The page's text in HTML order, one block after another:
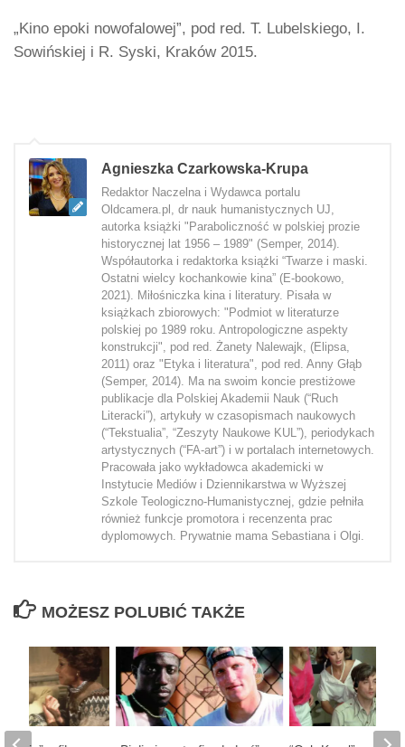
„Kino epoki nowofalowej”, pod red. T. Lubelskiego, I.
Sowińskiej i R. Syski, Kraków 2015.
Agnieszka Czarkowska-Krupa
Redaktor Naczelna i Wydawca portalu
Oldcamera.pl, dr nauk humanistycznych UJ,
autorka książki "Paraboliczność w polskiej prozie
historycznej lat 1956 – 1989" (Semper, 2014).
Współautorka i redaktorka książki “Twarze i maski.
Ostatni wielcy kochankowie kina” (E-bookowo,
2021). Miłośniczka kina i literatury. Pisała w
książkach zbiorowych: "Podmiot w literaturze
polskiej po 1989 roku. Antropologiczne aspekty
konstrukcji", pod red. Żanety Nalewajk, (Elipsa,
2011) oraz "Etyka i literatura", pod red. Anny Głąb
(Semper, 2014). Ma na swoim koncie prestiżowe
publikacje dla Polskiej Akademii Nauk (“Ruch
Literacki”), artykuły w czasopismach naukowych
(“Tekstualia”, “Zeszyty Naukowe KUL”), periodykach
artystycznych (“FA-art”) i w portalach internetowych.
Pracowała jako wykładowca akademicki w
Instytucie Mediów i Dziennikarstwa w Wyższej
Szkole Teologiczno-Humanistycznej, gdzie pełniła
również funkcje promotora i recenzenta prac
dyplomowych. Prywatnie mama Sebastiana i Olgi.
MOŻESZ POLUBIĆ TAKŻE